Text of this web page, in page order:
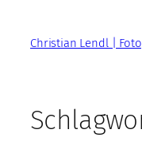
springenChristian Lendl |